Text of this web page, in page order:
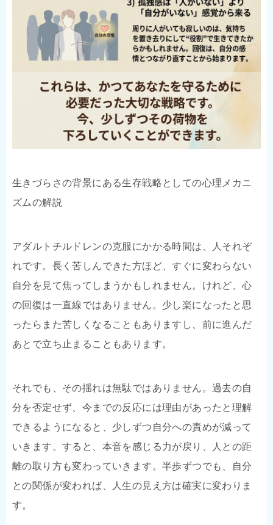
生きづらさの背景にある生存戦略としての心理メカニ
ズムの解説
アダルトチルドレンの克服にかかる時間は、人それぞ
れです。長く苦しんできた方ほど、すぐに変わらない
自分を見て焦ってしまうかもしれません。けれど、心
の回復は一直線ではありません。少し楽になったと思
ったらまた苦しくなることもありますし、前に進んだ
あとで立ち止まることもあります。
それでも、その揺れは無駄ではありません。過去の自
分を否定せず、今までの反応には理由があったと理解
できるようになると、少しずつ自分への責めが減って
いきます。すると、本音を感じる力が戻り、人との距
離の取り方も変わっていきます。半歩ずつでも、自分
との関係が変われば、人生の見え方は確実に変わりま
す。